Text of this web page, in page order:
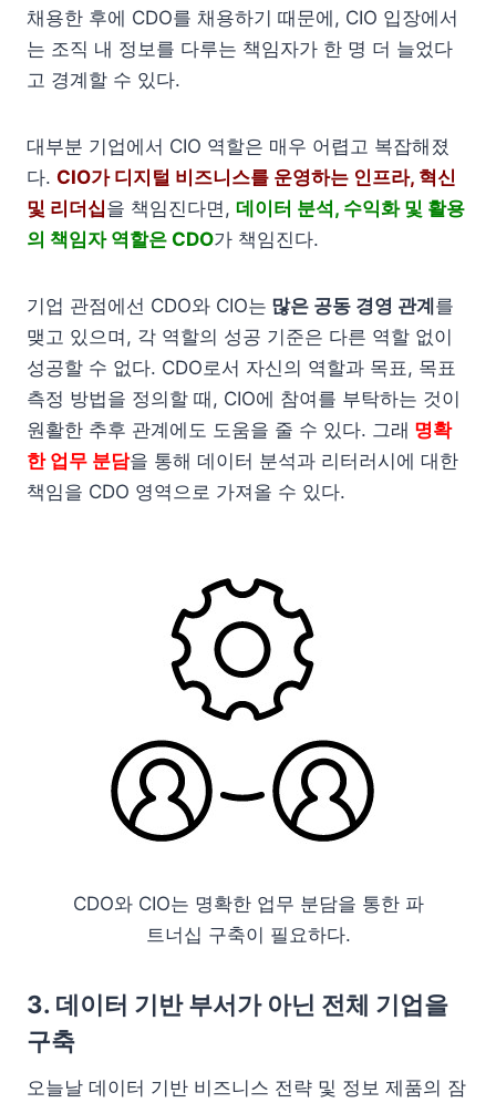
채용한 후에 CDO를 채용하기 때문에, CIO 입장에서
는 조직 내 정보를 다루는 책임자가 한 명 더 늘었다
고 경계할 수 있다.
대부분 기업에서 CIO 역할은 매우 어렵고 복잡해졌
다. CIO가 디지털 비즈니스를 운영하는 인프라, 혁신
및 리더십을 책임진다면, 데이터 분석, 수익화 및 활용
의 책임자 역할은 CDO가 책임진다.
기업 관점에선 CDO와 CIO는 많은 공동 경영 관계 를
맺고 있으며, 각 역할의 성공 기준은 다른 역할 없이
성공할 수 없다. CDO로서 자신의 역할과 목표, 목표
측정 방법을 정의할 때, CIO에 참여를 부탁하는 것이
원활한 추후 관계에도 도움을 줄 수 있다. 그래 명확
한 업무 분담을 통해 데이터 분석과 리터러시에 대한
책임을 CDO 영역으로 가져올 수 있다.
CDO와 CIO는 명확한 업무 분담을 통한 파
트너십 구축이 필요하다.
3. 데이터 기반 부서가 아닌 전체 기업을
구축
오늘날 데이터 기반 비즈니스 전략 및 정보 제품의 잠